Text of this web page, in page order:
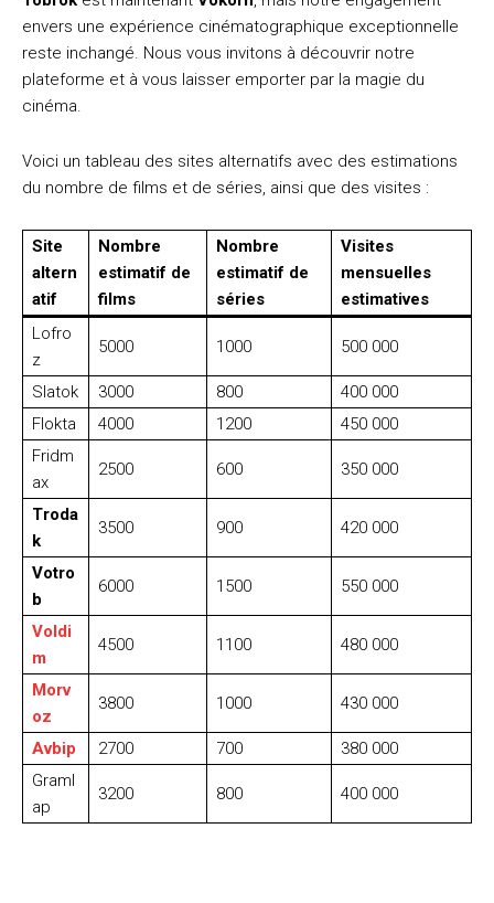
envers une expérience cinématographique exceptionnelle
reste inchangé. Nous vous invitons à découvrir notre
plateforme et à vous laisser emporter par la magie du
cinéma.
Voici un tableau des sites alternatifs avec des estimations
du nombre de films et de séries, ainsi que des visites :
Site
altern
atif
Nombre
estimatif de
films
Nombre
estimatif de
séries
Visites
mensuelles
estimatives
Lofro
z
5000 1000 500 000
Slatok 3000 800
400 000
Flokta
4000 1200
450 000
Fridm
ax
2500 600 350 000
Troda
k
3500 900 420 000
Votro
b
6000 1500 550 000
Voldi
m
4500 1100 480 000
Morv
oz
3800 1000 430 000
Avbip 2700 700
380 000
Graml
ap
3200 800 400 000